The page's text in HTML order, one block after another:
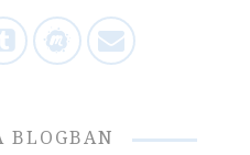
BLOGBAN